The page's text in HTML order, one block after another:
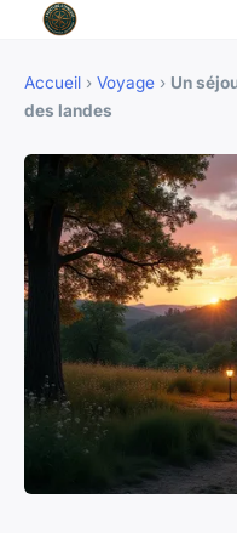
Accueil › Voyage › Un
des landes